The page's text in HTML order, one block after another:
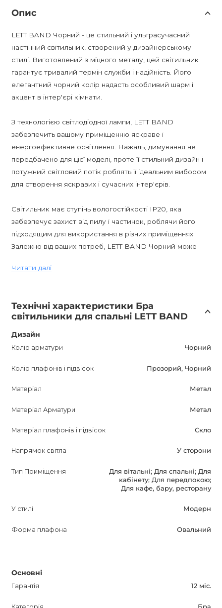
Опис
LETT BAND Чорний - це стильний і ультрасучасний
настінний світильник, створений у дизайнерському
стилі. Виготовлений з міцного металу, цей світильник
гарантує тривалий термін служби і надійність. Його
елегантний чорний колір надасть особливий шарм і
акцент в інтер'єрі кімнати.
З технологією світлодіодної лампи, LETT BAND
забезпечить вашому приміщенню яскраве і
енергоефективне освітлення. Нажаль, димування не
передбачено для цієї моделі, проте її стильний дизайн і
потужний світловий потік роблять її ідеальним вибором
для створення яскравих і сучасних інтер'єрів.
Світильник має ступінь вологостійкості IP20, яка
забезпечує захист від пилу і частинок, роблячи його
підходящим для використання в різних приміщеннях.
Залежно від ваших потреб, LETT BAND Чорний може
також кафе, бари і ресторани. Завдяки своїм
Крім того, комплект поставки включає всі необхідні
лампи, що дозволяє вам відразу ж почати
використовувати світильник після придбання.
LETT BAND Чорний - це не тільки функціональне
інтер'єру. Його сучасний дизайн і виняткова якість
матеріалів зроблять ваше життя яскравішим і
цей опис представляє продукт з вигідними
поліпшення вашого дому або бізнесу.
Читати далі
Технічні характеристики Бра
світильники для спальні LETT BAND
Дизайн
Колір арматури Чорний
Колір плафонів і підвісок Прозорий, Чорний
Матеріал Метал
Матеріал Арматури Метал
Матеріал плафонів і підвісок Скло
Напрямок світла У сторони
Тип Приміщення
Для вітальні; Для спальні; Для
кабінету; Для передпокою;
Для кафе, бару, ресторану
У стилі Модерн
Форма плафона Овальний
Основні
Гарантія 12 міс.